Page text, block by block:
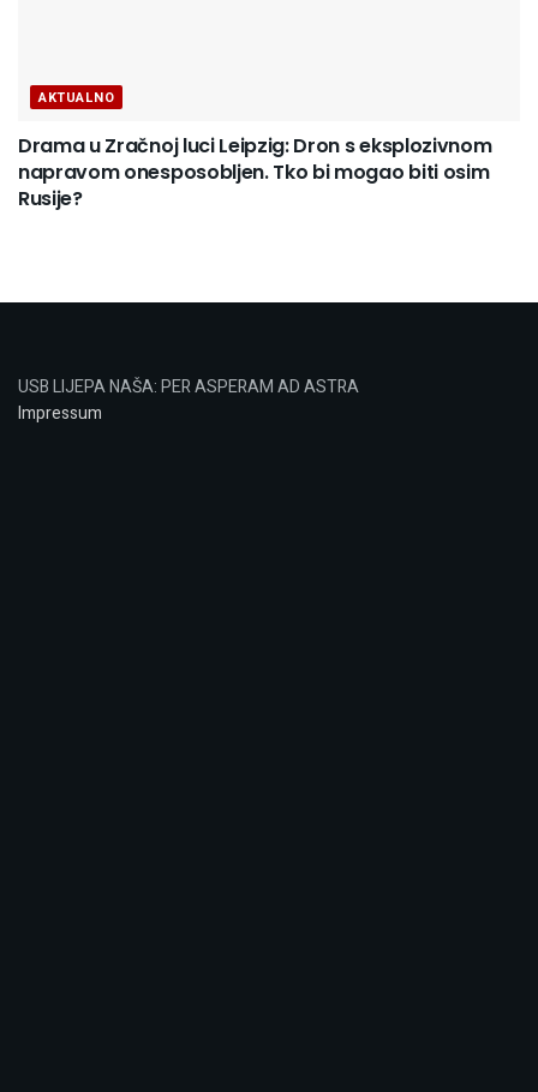
AKTUALNO
Drama u Zračnoj luci Leipzig: Dron s eksplozivnom
napravom onesposobljen. Tko bi mogao biti osim
Rusije?
USB LIJEPA NAŠA: PER ASPERAM AD ASTRA
Impressum